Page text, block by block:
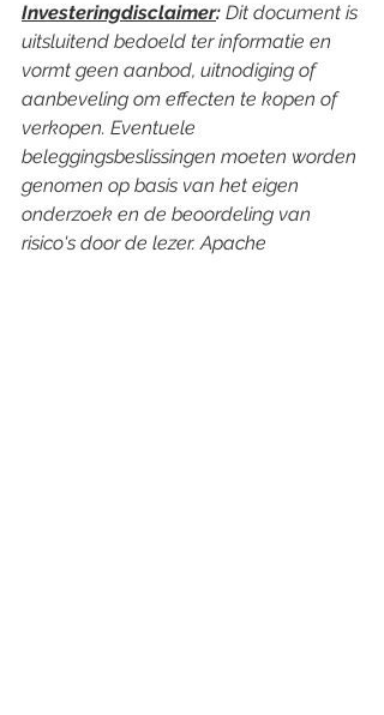
Investeringdisclaimer: Dit document is
uitsluitend bedoeld ter informatie en
vormt geen aanbod, uitnodiging of
aanbeveling om effecten te kopen of
verkopen. Eventuele
beleggingsbeslissingen moeten worden
genomen op basis van het eigen
onderzoek en de beoordeling van
risico's door de lezer. Apache